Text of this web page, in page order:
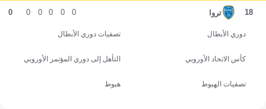
18 تروا 0
0
0
0
0
0
دوري الأبطال تصفيات دوري الأبطال
كأس الاتحاد الأوروبي التأهل إلى دوري المؤتمر الأوروبي
تصفيات الهبوط هبوط